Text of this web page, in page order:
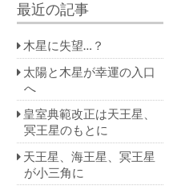
最近の記事
木星に失望…？
太陽と木星が幸運の入口
へ
皇室典範改正は天王星、
冥王星のもとに
天王星、海王星、冥王星
が小三角に